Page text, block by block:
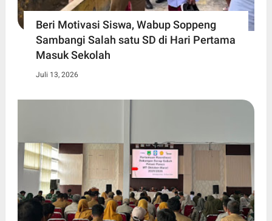
Beri Motivasi Siswa, Wabup Soppeng
Sambangi Salah satu SD di Hari Pertama
Masuk Sekolah
Juli 13, 2026